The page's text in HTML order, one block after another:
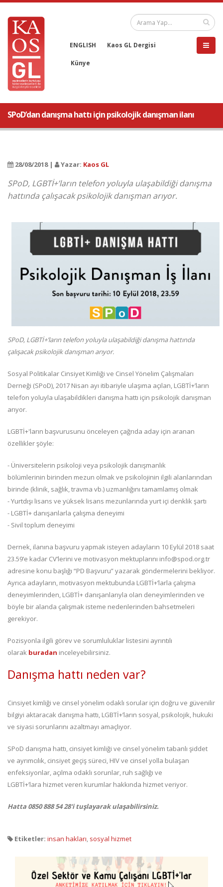
ENGLISH Kaos GL Dergisi
Künye
SPoD’dan danışma hattı için psikolojik danışman ilanı
28/08/2018 | Yazar: Kaos GL
SPoD, LGBTİ+’ların telefon yoluyla ulaşabildiği danışma
hattında çalışacak psikolojik danışman arıyor.
SPoD, LGBTİ+’ların telefon yoluyla ulaşabildiği danışma hattında
çalışacak psikolojik danışman arıyor.
Sosyal Politikalar Cinsiyet Kimliği ve Cinsel Yönelim Çalışmaları
Derneği (SPoD), 2017 Nisan ayı itibariyle ulaşıma açılan, LGBTİ+’ların
telefon yoluyla ulaşabildikleri danışma hattı için psikolojik danışman
arıyor.
LGBTİ+'ların başvurusunu önceleyen çağrıda aday için aranan
özellikler şöyle:
- Üniversitelerin psikoloji veya psikolojik danışmanlık
bölümlerinin birinden mezun olmak ve psikolojinin ilgili alanlarından
birinde (klinik, sağlık, travma vb.) uzmanlığını tamamlamış olmak
- Yurtdışı lisans ve yüksek lisans mezunlarında yurt içi denklik şartı
- LGBTİ+ danışanlarla çalışma deneyimi
- Sivil toplum deneyimi
Dernek, ilanına başvuru yapmak isteyen adayların 10 Eylül 2018 saat
23.59’e kadar CV’lerini ve motivasyon mektuplarını info@spod.org.tr
adresine konu başlığı “PD Başvuru” yazarak göndermelerini bekliyor.
Ayrıca adayların, motivasyon mektubunda LGBTİ+’larla çalışma
deneyimlerinden, LGBTİ+ danışanlarıyla olan deneyimlerinden ve
böyle bir alanda çalışmak isteme nedenlerinden bahsetmeleri
gerekiyor.
Pozisyonla ilgili görev ve sorumluluklar listesini ayrıntılı
olarak buradan inceleyebilirsiniz.
Danışma hattı neden var?
Cinsiyet kimliği ve cinsel yönelim odaklı sorular için doğru ve güvenilir
bilgiyi aktaracak danışma hattı, LGBTİ+’ların sosyal, psikolojik, hukuki
ve siyasi sorunlarını azaltmayı amaçlıyor.
SPoD danışma hattı, cinsiyet kimliği ve cinsel yönelim tabanlı şiddet
ve ayrımcılık, cinsiyet geçiş süreci, HIV ve cinsel yolla bulaşan
enfeksiyonlar, açılma odaklı sorunlar, ruh sağlığı ve
LGBTİ+’lara hizmet veren kurumlar hakkında hizmet veriyor.
Hatta 0850 888 54 28'i tuşlayarak ulaşabilirsiniz.
Etiketler: insan hakları, sosyal hizmet